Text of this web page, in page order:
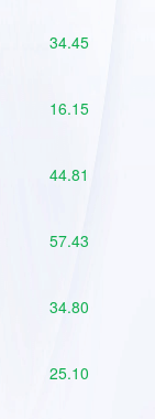
34.45
16.15
44.81
57.43
34.80
25.10